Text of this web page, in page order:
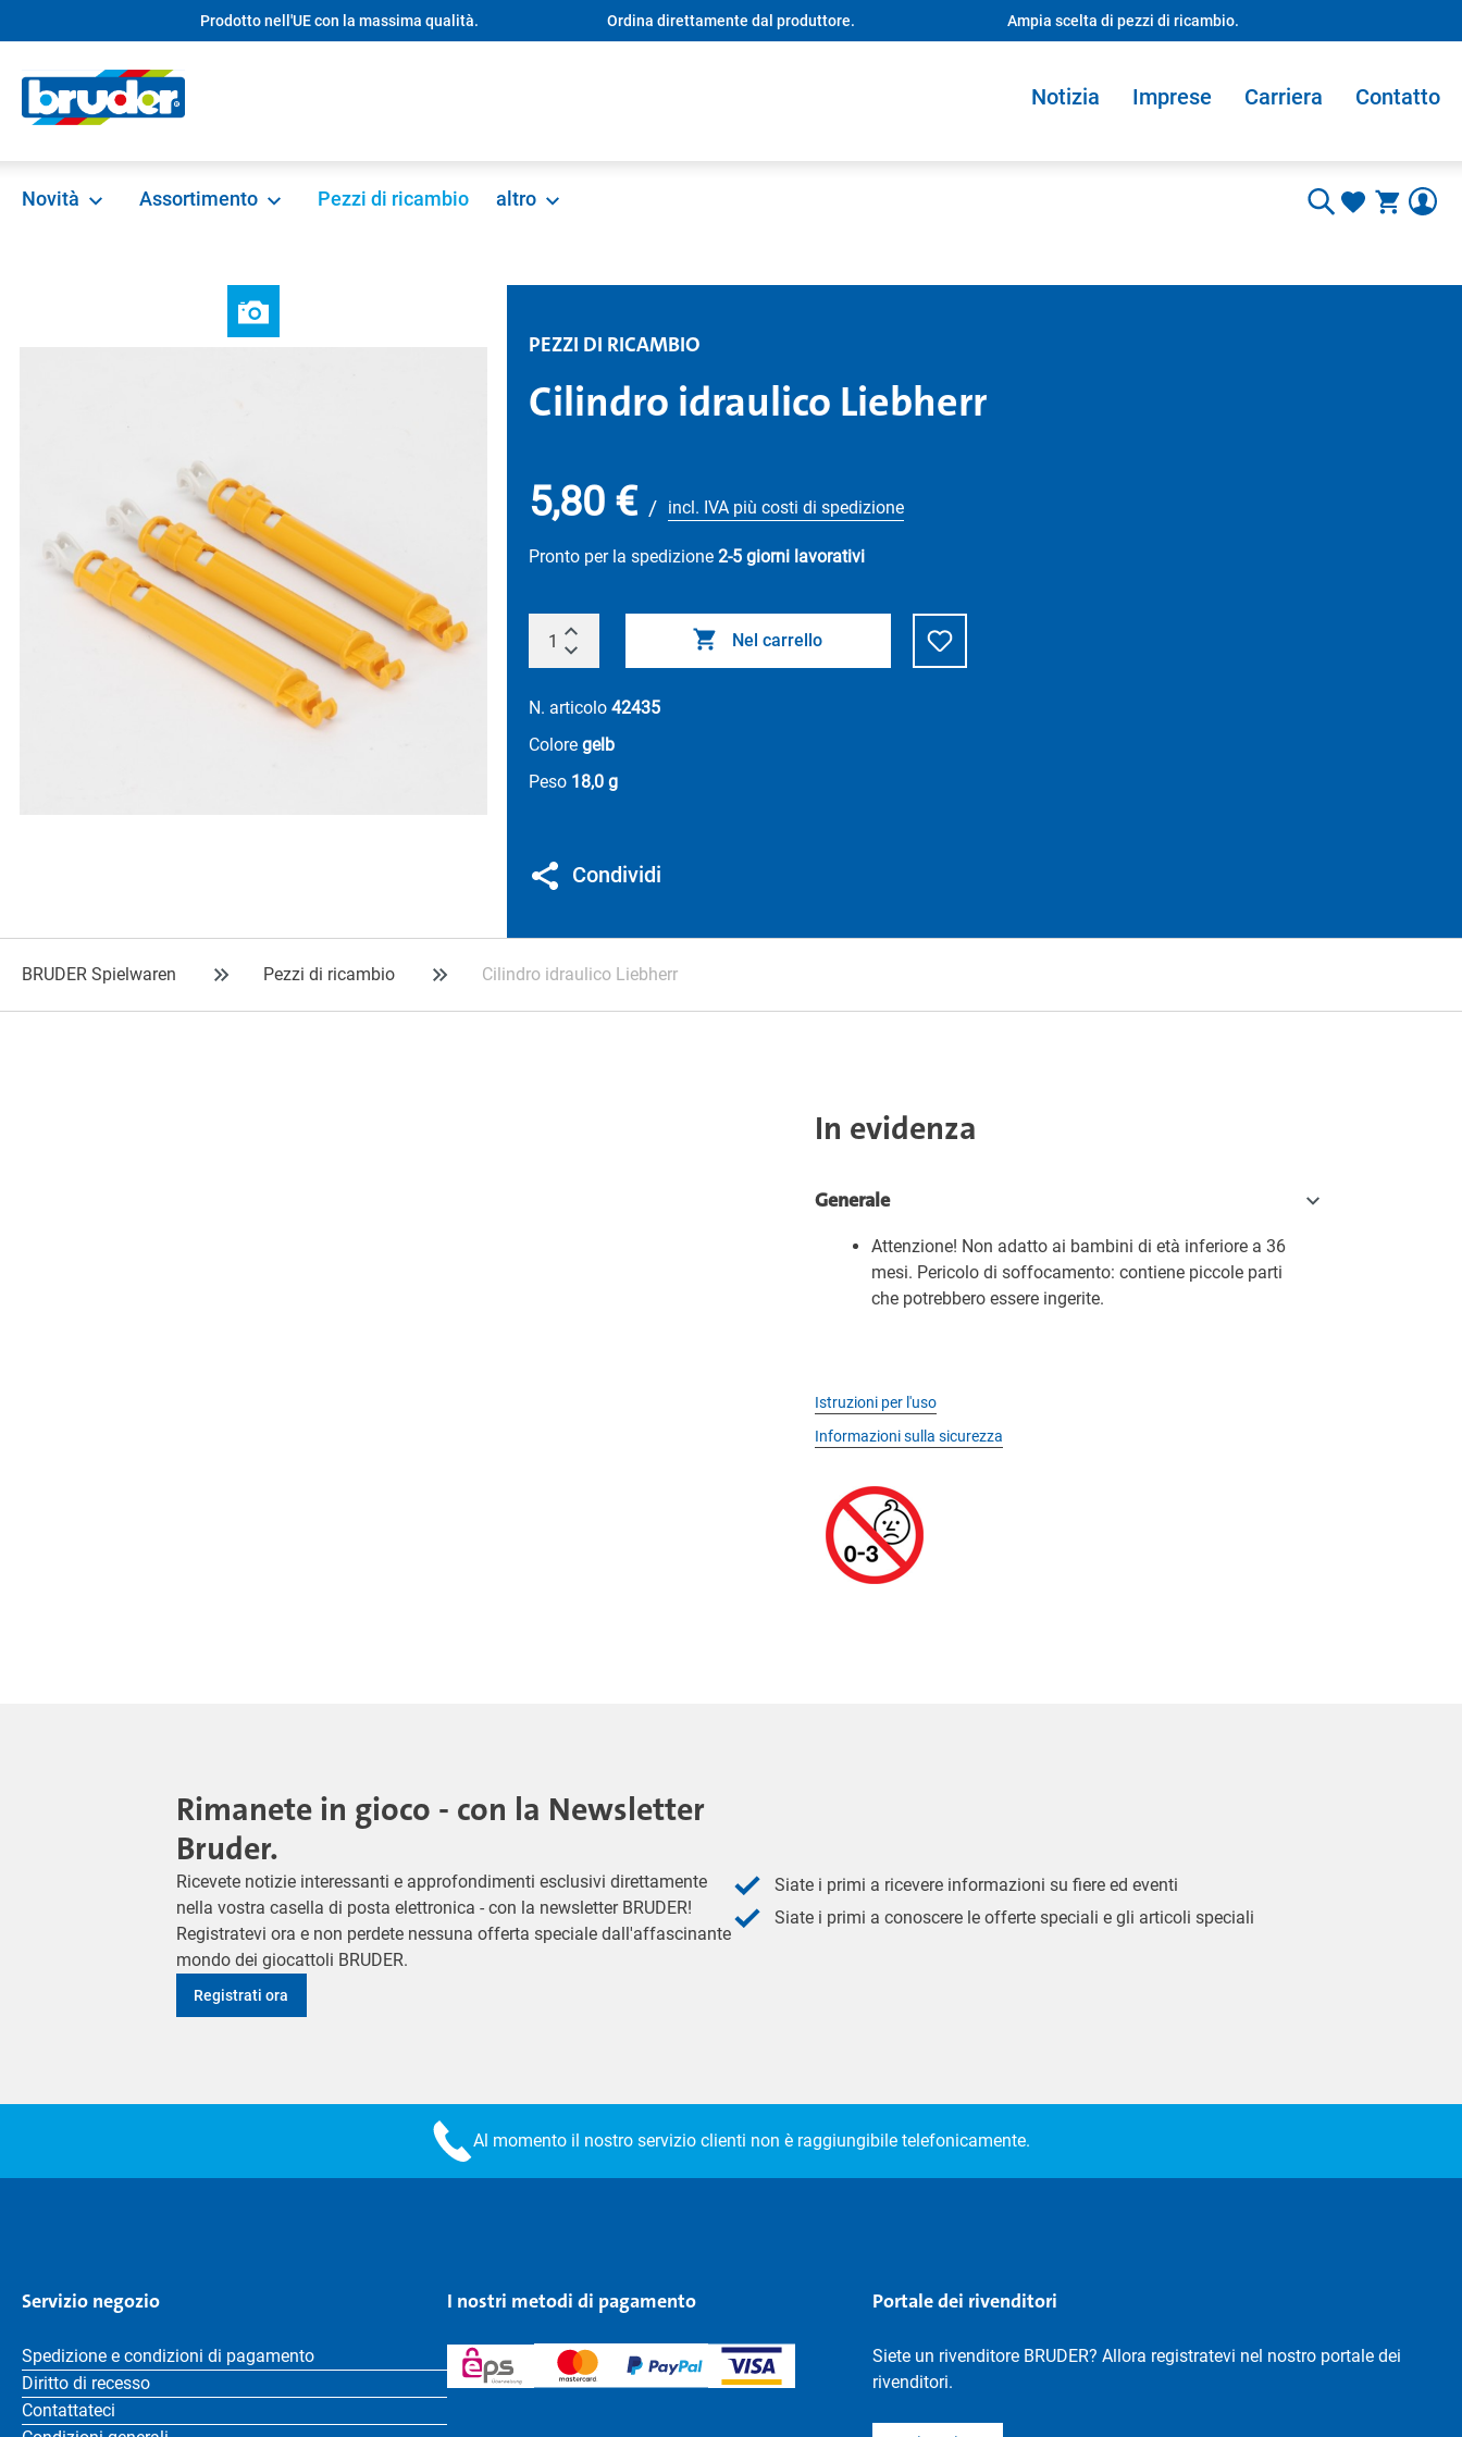
Passa alla navigazione principaleProdotto nell'UE con la massima qualità. Ordina direttamente dal produttore. Ampia scelta di pezzi di ricambio.
Notizia Imprese Carriera Contatto
Novità Assortimento Pezzi di ricambio altro
PEZZI DI RICAMBIO
Cilindro idraulico Liebherr
5,80 € / incl. IVA più costi di spedizione
Pronto per la spedizione 2-5 giorni lavorativi
Nel carrello
N. articolo 42435
Colore gelb
Peso 18,0 g
Condividi
BRUDER Spielwaren Pezzi di ricambio Cilindro idraulico Liebherr
In evidenza
Generale
Attenzione! Non adatto ai bambini di età inferiore a 36
mesi. Pericolo di soffocamento: contiene piccole parti
che potrebbero essere ingerite.
Istruzioni per l'uso
Informazioni sulla sicurezza
Rimanete in gioco - con la Newsletter
Bruder.
Ricevete notizie interessanti e approfondimenti esclusivi direttamente
nella vostra casella di posta elettronica - con la newsletter BRUDER!
Registratevi ora e non perdete nessuna offerta speciale dall'affascinante
mondo dei giocattoli BRUDER.
Registrati ora
Siate i primi a ricevere informazioni su fiere ed eventi
Siate i primi a conoscere le offerte speciali e gli articoli speciali
Al momento il nostro servizio clienti non è raggiungibile telefonicamente.
Servizio negozio
Spedizione e condizioni di pagamento
Diritto di recesso
Contattateci
I nostri metodi di pagamento Portale dei rivenditori
Siete un rivenditore BRUDER? Allora registratevi nel nostro portale dei
rivenditori.